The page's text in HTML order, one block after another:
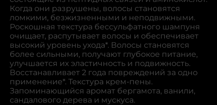
Когда они разрушены, волосы становятся
ломкими, безжизненными и неподвижными.
Роскошная текстура бессульфатного шампуня
очищает, распутывает волосы и обеспечивает
высокий уровень ухода*. Волосы становятся
более сильными, получают глубокое питание,
улучшается их эластичность и подвижность.
Восстанавливает 2 года повреждений за одно
применение*. Текстура крем-пены.
Запоминающийся аромат бергамота, ванили,
сандалового дерева и мускуса.